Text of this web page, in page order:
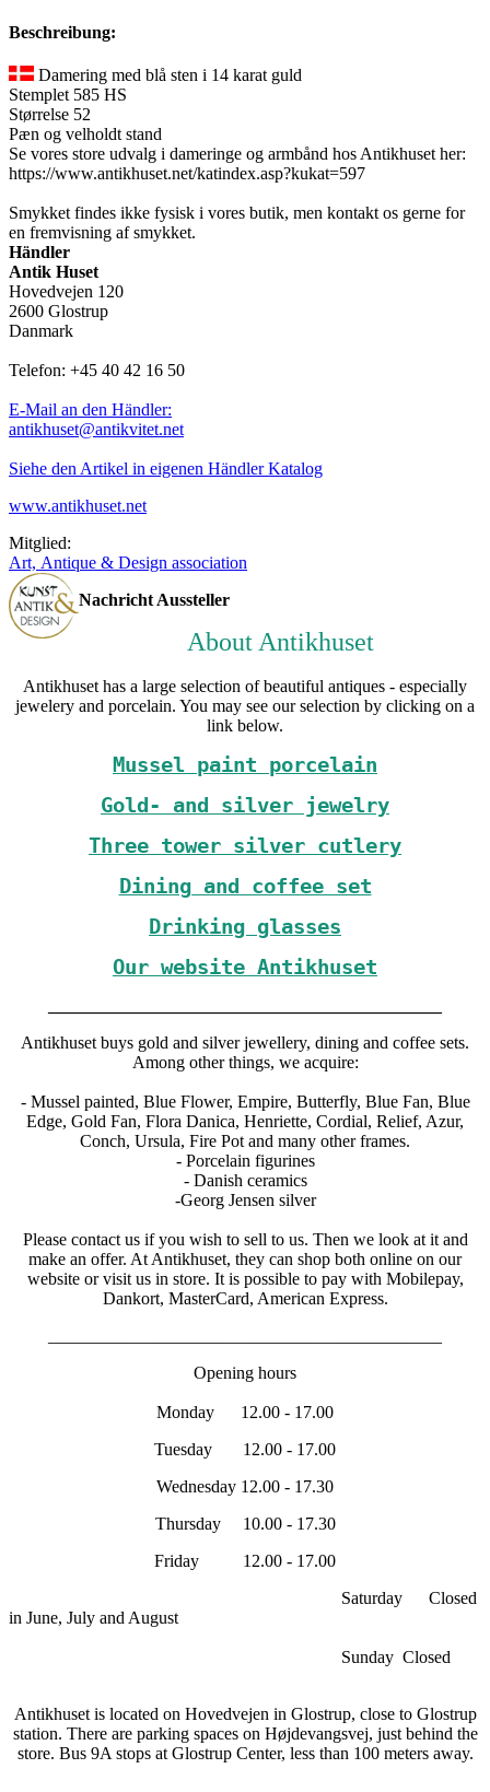
Beschreibung:
Damering med blå sten i 14 karat guld
Stemplet 585 HS
Størrelse 52
Pæn og velholdt stand
Se vores store udvalg i dameringe og armbånd hos Antikhuset her:
https://www.antikhuset.net/katindex.asp?kukat=597
Smykket findes ikke fysisk i vores butik, men kontakt os gerne for
en fremvisning af smykket.
Händler
Antik Huset
Hovedvejen 120
2600 Glostrup
Danmark
Telefon: +45 40 42 16 50
E-Mail an den Händler:
antikhuset@antikvitet.net
Siehe den Artikel in eigenen Händler Katalog
www.antikhuset.net
Mitglied:
Art, Antique & Design association
Nachricht Aussteller
About Antikhuset
Antikhuset has a large selection of beautiful antiques - especially
jewelery and porcelain. You may see our selection by clicking on a
link below.
Mussel paint porcelain
Gold- and silver jewelry
Three tower silver cutlery
Dining and coffee set
Drinking glasses
Our website Antikhuset
Antikhuset buys gold and silver jewellery, dining and coffee sets.
Among other things, we acquire:
- Mussel painted, Blue Flower, Empire, Butterfly, Blue Fan, Blue
Edge, Gold Fan, Flora Danica, Henriette, Cordial, Relief, Azur,
Conch, Ursula, Fire Pot and many other frames.
- Porcelain figurines
- Danish ceramics
-Georg Jensen silver
Please contact us if you wish to sell to us. Then we look at it and
make an offer. At Antikhuset, they can shop both online on our
website or visit us in store. It is possible to pay with Mobilepay,
Dankort, MasterCard, American Express.
Opening hours
Monday 12.00 - 17.00
Tuesday 12.00 - 17.00
Wednesday 12.00 - 17.30
Thursday 10.00 - 17.30
Friday 12.00 - 17.00
Saturday Closed
in June, July and August
Sunday Closed
Antikhuset is located on Hovedvejen in Glostrup, close to Glostrup
station. There are parking spaces on Højdevangsvej, just behind the
store. Bus 9A stops at Glostrup Center, less than 100 meters away.